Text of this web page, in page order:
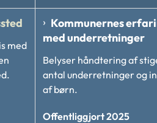
med
Kommunernes
med underretninger
Belyser håndtering af
antal underretninger og
af børn.
Offentliggjort 2025